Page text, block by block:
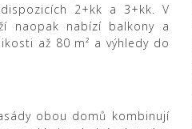
2+kk a 3+kk. V
naopak nabízí balkony a
až 80 m² a výhledy do
obou domů kombinují